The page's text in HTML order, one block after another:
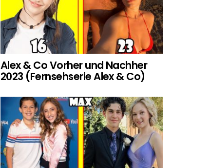
Alex & Co Vorher und Nachher
2023 (Fernsehserie Alex & Co)